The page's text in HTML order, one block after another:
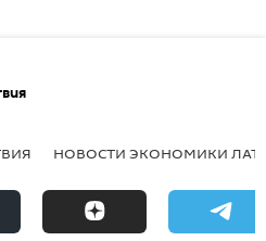
НОВОСТИ ЭКОНОМИКИ